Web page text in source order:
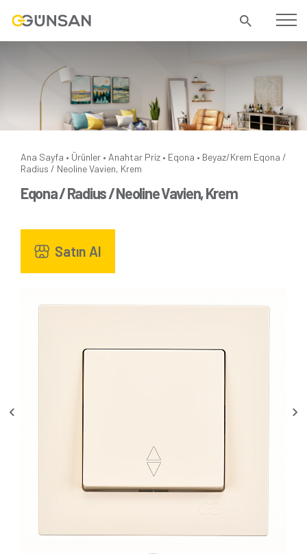
Ana Sayfa • Ürünler • Anahtar Priz • Eqona • Beyaz/Krem Eqona /
Radius / Neoline Vavien, Krem
Eqona / Radius / Neoline Vavien, Krem
Satın Al